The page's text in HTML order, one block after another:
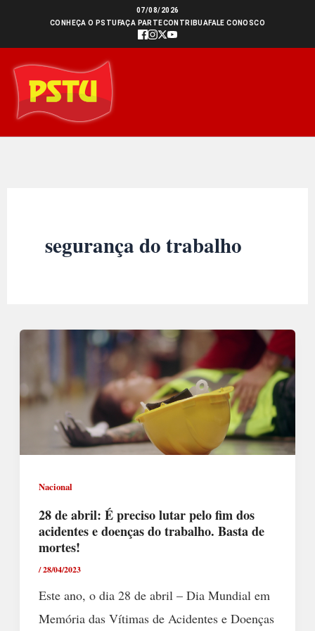
conteúdo
07/08/2026
CONHEÇA O PSTU FAÇA PARTECONTRIBUAFALE CONOSCO
segurança do trabalho
Nacional
28 de abril: É preciso lutar pelo fim dos
acidentes e doenças do trabalho. Basta de
mortes!
/28/04/2023
Este ano, o dia 28 de abril – Dia Mundial em
Memória das Vítimas de Acidentes e Doenças